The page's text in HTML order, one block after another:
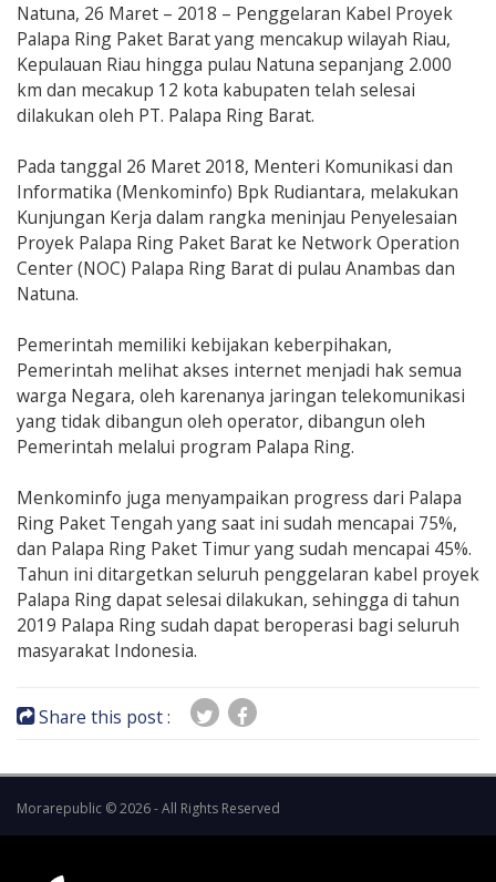
Natuna, 26 Maret – 2018 – Penggelaran Kabel Proyek
Palapa Ring Paket Barat yang mencakup wilayah Riau,
Kepulauan Riau hingga pulau Natuna sepanjang 2.000
km dan mecakup 12 kota kabupaten telah selesai
dilakukan oleh PT. Palapa Ring Barat.
Pada tanggal 26 Maret 2018, Menteri Komunikasi dan
Informatika (Menkominfo) Bpk Rudiantara, melakukan
Kunjungan Kerja dalam rangka meninjau Penyelesaian
Proyek Palapa Ring Paket Barat ke Network Operation
Center (NOC) Palapa Ring Barat di pulau Anambas dan
Natuna.
Pemerintah memiliki kebijakan keberpihakan,
Pemerintah melihat akses internet menjadi hak semua
warga Negara, oleh karenanya jaringan telekomunikasi
yang tidak dibangun oleh operator, dibangun oleh
Pemerintah melalui program Palapa Ring.
Menkominfo juga menyampaikan progress dari Palapa
Ring Paket Tengah yang saat ini sudah mencapai 75%,
dan Palapa Ring Paket Timur yang sudah mencapai 45%.
Tahun ini ditargetkan seluruh penggelaran kabel proyek
Palapa Ring dapat selesai dilakukan, sehingga di tahun
2019 Palapa Ring sudah dapat beroperasi bagi seluruh
masyarakat Indonesia.
Share this post :
Morarepublic © 2026 - All Rights Reserved